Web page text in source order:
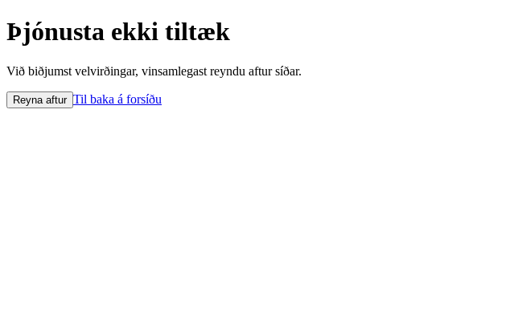
Þjónusta ekki tiltæk
Við biðjumst velvirðingar, vinsamlegast reyndu aftur síðar.
Reyna aftur Til baka á forsíðu